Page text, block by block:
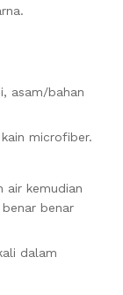
asam/bahan
microfiber.
air kemudian
benar
dalam